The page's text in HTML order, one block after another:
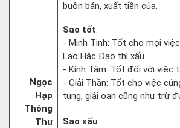
buôn bán, xuất tiền của.
Ngọc
Hạp
Thông
Thư
Sao tốt:
- Minh Tinh: Tốt cho mọi
Lao Hắc Đạo thì xấu.
- Kính Tâm: Tốt đối với việc
- Giải Thần: Tốt cho việc
tụng, giải oan cũng như trừ
Sao xấu: